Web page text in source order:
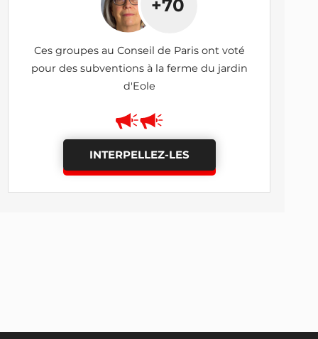
+70
Ces groupes au Conseil de Paris ont voté
pour des subventions à la ferme du jardin
d'Eole
INTERPELLEZ-LES